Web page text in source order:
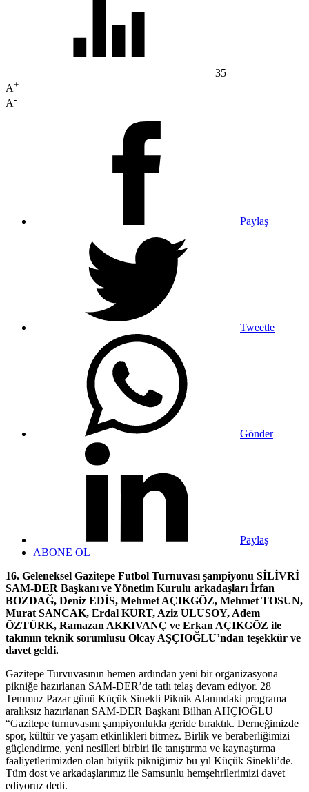
35
A+
A-
Paylaş
Tweetle
Gönder
Paylaş
ABONE OL
16. Geleneksel Gazitepe Futbol Turnuvası şampiyonu SİLİVRİ
SAM-DER Başkanı ve Yönetim Kurulu arkadaşları İrfan
BOZDAĞ, Deniz EDİS, Mehmet AÇIKGÖZ, Mehmet TOSUN,
Murat SANCAK, Erdal KURT, Aziz ULUSOY, Adem
ÖZTÜRK, Ramazan AKKIVANÇ ve Erkan AÇIKGÖZ ile
takımın teknik sorumlusu Olcay AŞÇIOĞLU’ndan teşekkür ve
davet geldi.
Gazitepe Turvuvasının hemen ardından yeni bir organizasyona
pikniğe hazırlanan SAM-DER’de tatlı telaş devam ediyor. 28
Temmuz Pazar günü Küçük Sinekli Piknik Alanındaki programa
aralıksız hazırlanan SAM-DER Başkanı Bilhan AHÇIOĞLU
“Gazitepe turnuvasını şampiyonlukla geride bıraktık. Derneğimizde
spor, kültür ve yaşam etkinlikleri bitmez. Birlik ve beraberliğimizi
güçlendirme, yeni nesilleri birbiri ile tanıştırma ve kaynaştırma
faaliyetlerimizden olan büyük pikniğimiz bu yıl Küçük Sinekli’de.
Tüm dost ve arkadaşlarımız ile Samsunlu hemşehrilerimizi davet
ediyoruz dedi.